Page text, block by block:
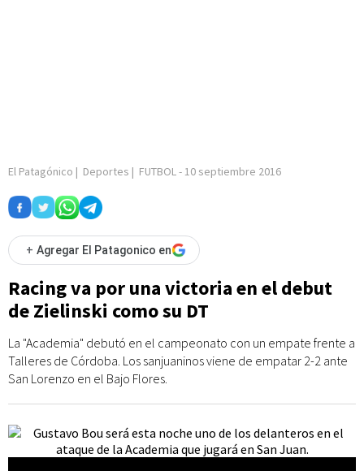
El Patagónico | Deportes | FUTBOL- 10 septiembre 2016
+ Agregar El Patagonico en
Racing va por una victoria en el debut
de Zielinski como su DT
La "Academia" debutó en el campeonato con un empate frente a
Talleres de Córdoba. Los sanjuaninos viene de empatar 2-2 ante
San Lorenzo en el Bajo Flores.